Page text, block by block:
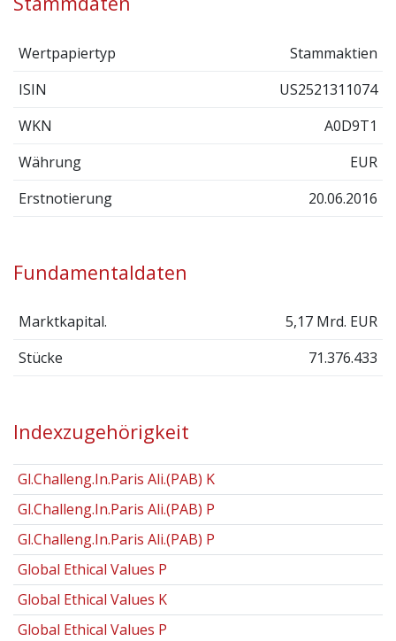
Wertpapiertyp
Stammaktien
ISIN
US2521311074
WKN
A0D9T1
Währung
EUR
Erstnotierung
20.06.2016
Fundamentaldaten
Marktkapital.
5,17 Mrd. EUR
Stücke
71.376.433
Indexzugehörigkeit
Gl.Challeng.In.Paris Ali.(PAB) K
Gl.Challeng.In.Paris Ali.(PAB) P
Gl.Challeng.In.Paris Ali.(PAB) P
Global Ethical Values P
Global Ethical Values K
Global Ethical Values P